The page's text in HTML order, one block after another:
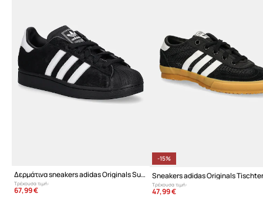
Δερμάτινα sneakers adidas Originals Superstar II W
Τρέχουσα τιμή:
67,99 €
-15%
Sneakers adidas Originals
Τρέχουσα τιμή:
47,99 €